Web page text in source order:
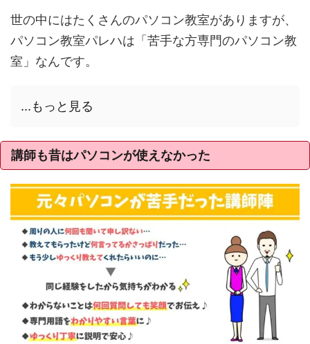
世の中にはたくさんのパソコン教室がありますが、
パソコン教室パレハは「苦手な方専門のパソコン教
室」なんです。
...もっと見る
講師も昔はパソコンが使えなかった